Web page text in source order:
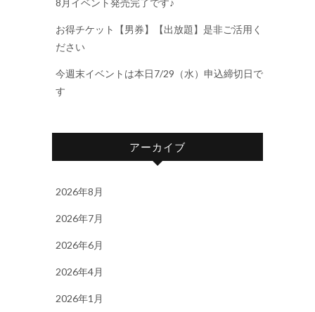
お得チケット【男券】【出放題】是非ご活用く
ださい
今週末イベントは本日7/29（水）申込締切日で
す
アーカイブ
2026年8月
2026年7月
2026年6月
2026年4月
2026年1月